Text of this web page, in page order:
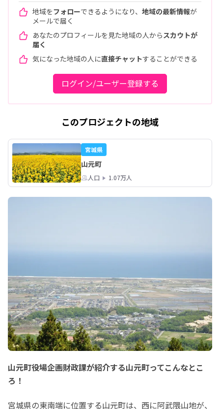
地域をフォローできるようになり、 地域の最新情報が
メールで届く
あなたのプロフィールを見た地域の人から スカウトが
届く
気になった地域の人に直接チャットすることができる
ログイン/ユーザー登録する
このプロジェクトの地域
宮城県
山元町
人口 1.07万人
山元町役場企画財政課が紹介する山元町ってこんなとこ
ろ！
宮城県の東南端に位置する山元町は、西に阿武隈山地が、